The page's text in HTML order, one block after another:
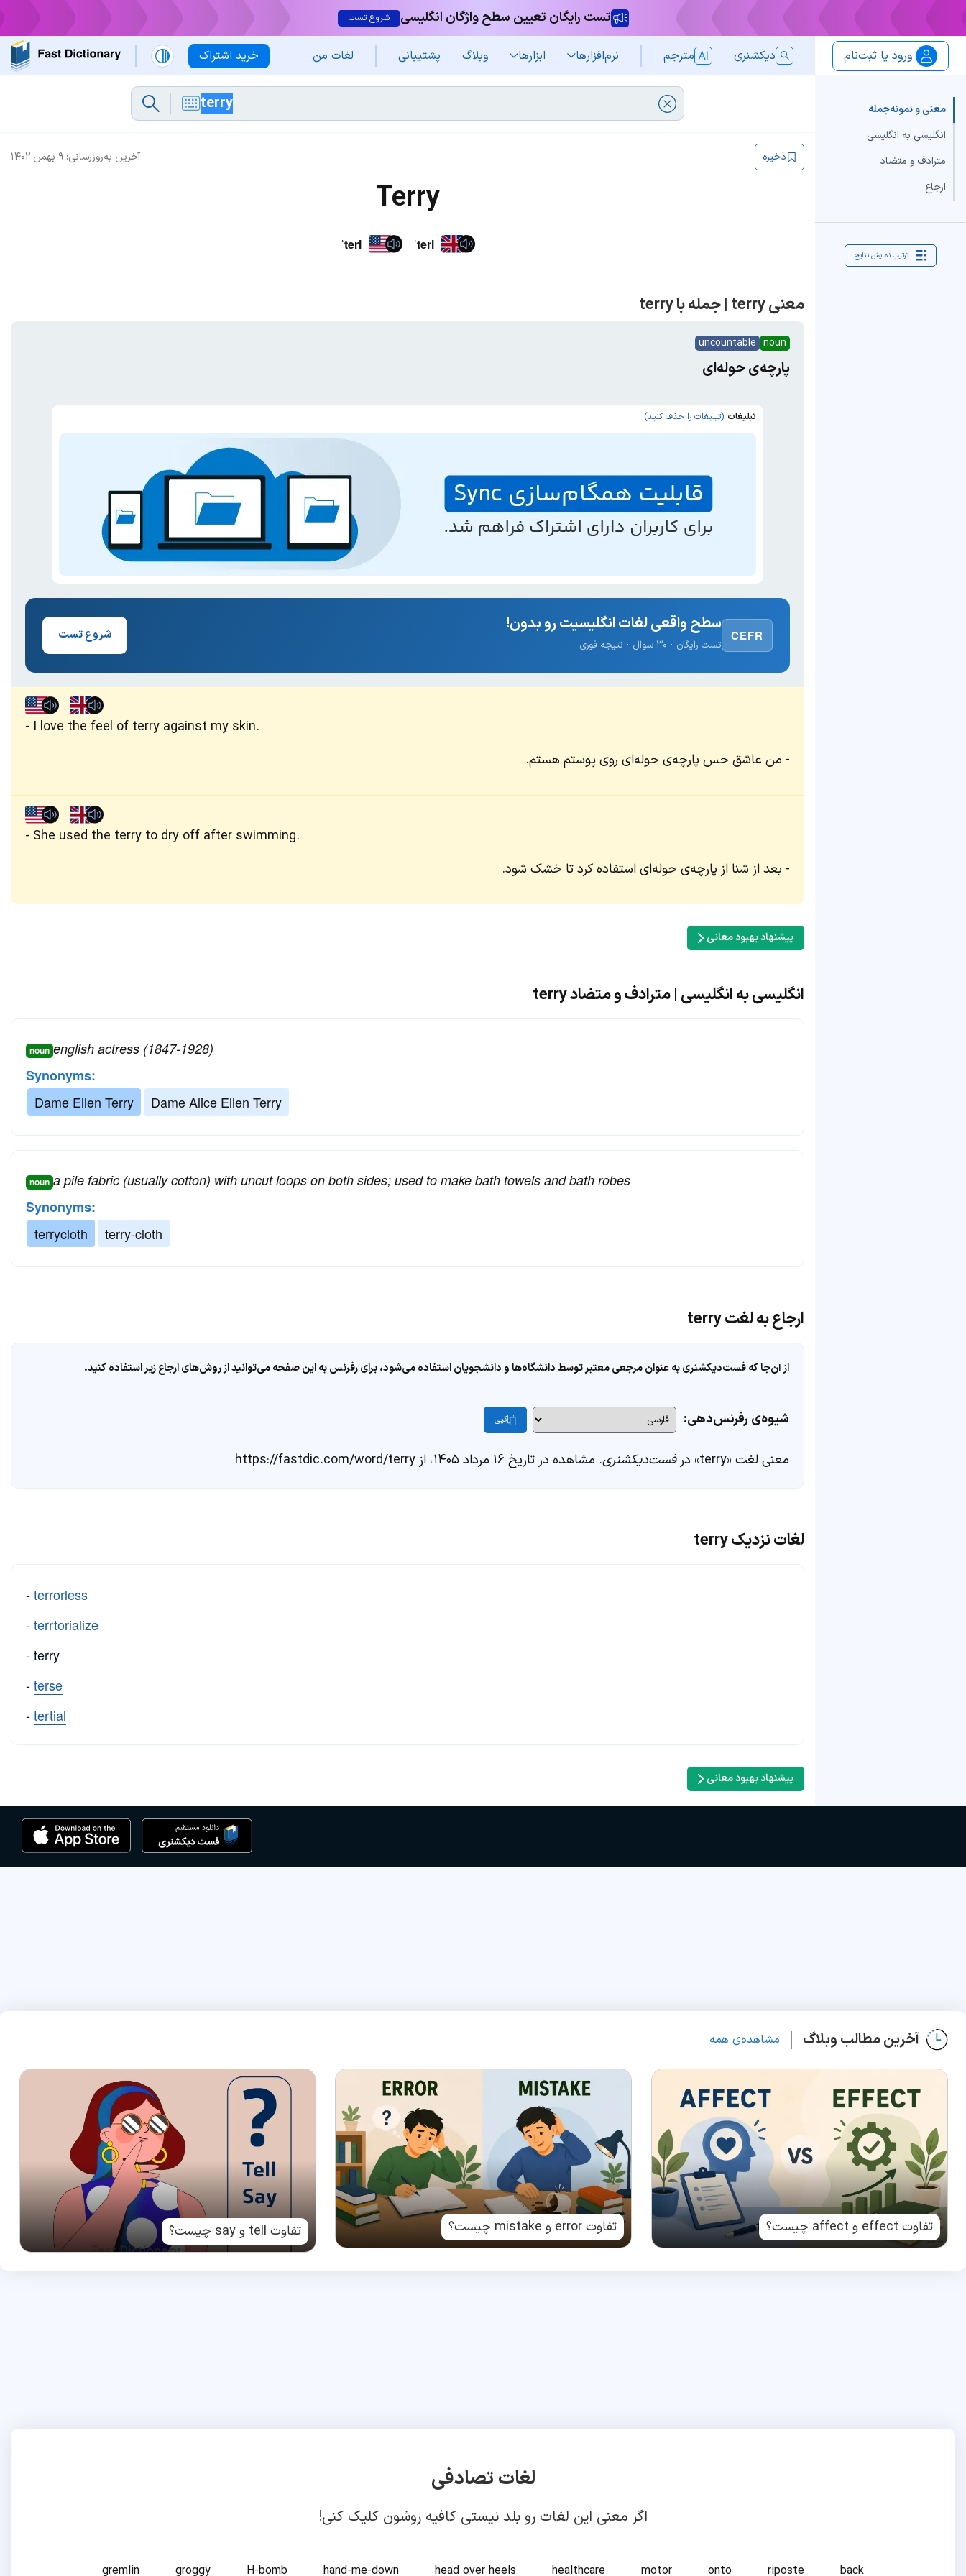
تست رایگان تعیین سطح واژگان انگلیسی شروع تست
خرید اشتراک ورود یا ثبت‌نام دیکشنری مترجم نرم‌افزار‌ها ابزارها وبلاگ پشتیبانی لغات من
معنی و نمونه‌جمله
انگلیسی به انگلیسی
مترادف و متضاد
ارجاع
ترتیب نمایش نتایج
آخرین به‌روزرسانی: ۹ بهمن ۱۴۰۲ ذخیره
Terry
ˈteri ˈteri
معنی terry | جمله با terry
noun
uncountable
پارچه‌ی حوله‌ای
تبلیغات (تبلیغات را حذف کنید)
CEFR
سطح واقعی لغات انگلیسیت رو بدون!
تست رایگان · ۳۰ سوال · نتیجه فوری
شروع تست
I love the feel of terry against my skin.
من عاشق حس پارچه‌ی حوله‌ای روی پوستم هستم.
She used the terry to dry off after swimming.
بعد از شنا از پارچه‌ی حوله‌ای استفاده کرد تا خشک شود.
پیشنهاد بهبود معانی
انگلیسی به انگلیسی | مترادف و متضاد terry
noun english actress (1847-1928)
Synonyms:
Dame Ellen Terry
Dame Alice Ellen Terry
noun a pile fabric (usually cotton) with uncut loops on both sides; used to make bath towels and bath robes
Synonyms:
terrycloth
terry-cloth
ارجاع به لغت terry
از آن‌جا که فست‌دیکشنری به عنوان مرجعی معتبر توسط دانشگاه‌ها و دانشجویان استفاده می‌شود، برای رفرنس به این صفحه می‌توانید از روش‌های ارجاع زیر استفاده کنید.
شیوه‌ی رفرنس‌دهی: کپی
معنی لغت «terry» در فست‌دیکشنری. مشاهده در تاریخ ۱۶ مرداد ۱۴۰۵، از https://fastdic.com/word/terry
لغات نزدیک terry
-terrorless
-terrtorialize
- terry
-terse
-tertial
پیشنهاد بهبود معانی
آخرین مطالب وبلاگ مشاهده‌ی همه
تفاوت effect و affect چیست؟ تفاوت error و mistake چیست؟ تفاوت tell و say چیست؟
لغات تصادفی
اگر معنی این لغات رو بلد نیستی کافیه روشون کلیک کنی!
gremlin groggy H-bomb hand-me-down head over heels healthcare motor onto riposte back